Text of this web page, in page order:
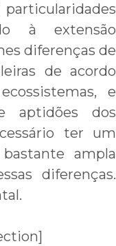
particularidades
à extensão
diferenças de
de acordo
e
aptidões dos
ter um
ampla
diferenças.